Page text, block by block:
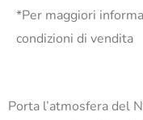
*Per maggiori
condizioni di vendita
Porta l’atmosfera del